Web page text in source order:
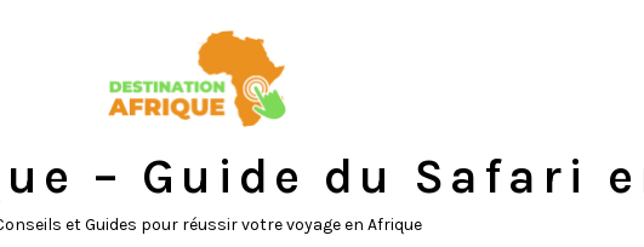
– Guide du Safari
et Guides pour réussir votre voyage en Afrique